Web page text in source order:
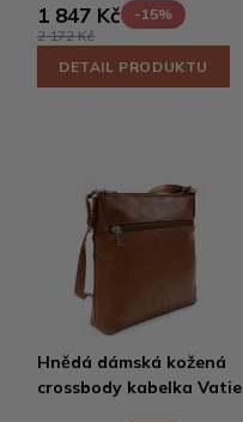
1 847 Kč
-15%
2 172 Kč
DETAIL PRODUKTU
Hnědá dámská kožená
crossbody kabelka Vatie